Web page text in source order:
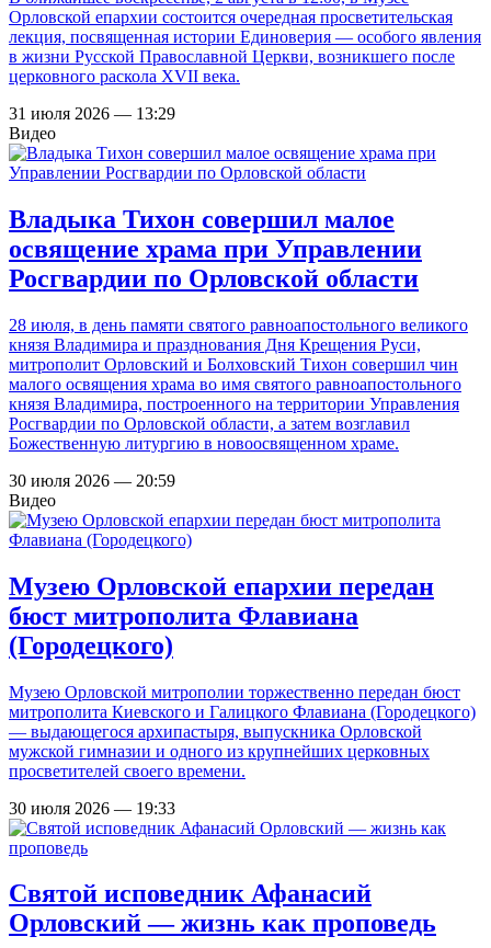
Орловской епархии состоится очередная просветительская
лекция, посвященная истории Единоверия — особого явления
в жизни Русской Православной Церкви, возникшего после
церковного раскола XVII века.
31 июля 2026 — 13:29
Видео
Владыка Тихон совершил малое
освящение храма при Управлении
Росгвардии по Орловской области
28 июля, в день памяти святого равноапостольного великого
князя Владимира и празднования Дня Крещения Руси,
митрополит Орловский и Болховский Тихон совершил чин
малого освящения храма во имя святого равноапостольного
князя Владимира, построенного на территории Управления
Росгвардии по Орловской области, а затем возглавил
Божественную литургию в новоосвященном храме.
30 июля 2026 — 20:59
Видео
Музею Орловской епархии передан
бюст митрополита Флавиана
(Городецкого)
Музею Орловской митрополии торжественно передан бюст
митрополита Киевского и Галицкого Флавиана (Городецкого)
— выдающегося архипастыря, выпускника Орловской
мужской гимназии и одного из крупнейших церковных
просветителей своего времени.
30 июля 2026 — 19:33
Святой исповедник Афанасий
Орловский — жизнь как проповедь